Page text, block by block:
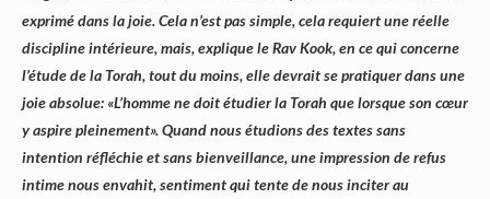
exprimé dans la joie. Cela n’est pas simple, cela requiert une réelle
discipline intérieure, mais, explique le Rav Kook, en ce qui concerne
l’étude de la Torah, tout du moins, elle devrait se pratiquer dans une
joie absolue: «L’homme ne doit étudier la Torah que lorsque son cœur
y aspire pleinement». Quand nous étudions des textes sans
intention réfléchie et sans bienveillance, une impression de refus
intime nous envahit, sentiment qui tente de nous inciter au